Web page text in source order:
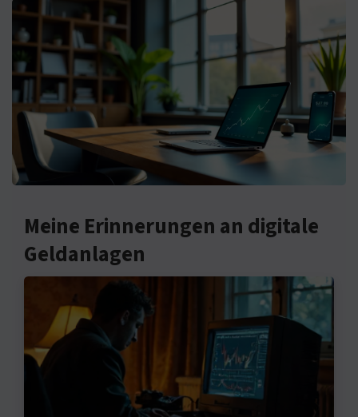
Meine Erinnerungen an digitale
Geldanlagen